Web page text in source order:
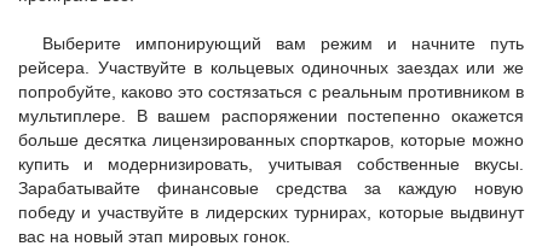
Выберите импонирующий вам режим и начните путь
рейсера. Участвуйте в кольцевых одиночных заездах или же
попробуйте, каково это состязаться с реальным противником в
мультиплере. В вашем распоряжении постепенно окажется
больше десятка лицензированных спорткаров, которые можно
купить и модернизировать, учитывая собственные вкусы.
Зарабатывайте финансовые средства за каждую новую
победу и участвуйте в лидерских турнирах, которые выдвинут
вас на новый этап мировых гонок.